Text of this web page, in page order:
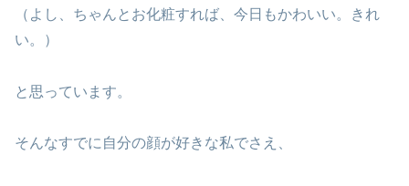
（よし、ちゃんとお化粧すれば、今日もかわいい。きれ
い。）
と思っています。
そんなすでに自分の顔が好きな私でさえ、